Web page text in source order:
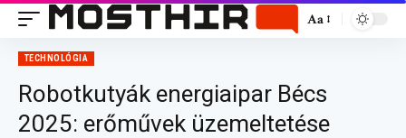
Aa
TECHNOLÓGIA
Robotkutyák energiaipar Bécs
2025: erőművek üzemeltetése